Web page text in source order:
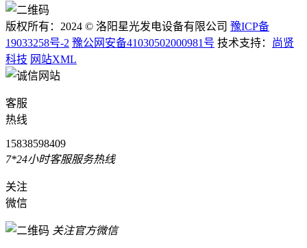
版权所有：2024 © 洛阳星光发电设备有限公司 豫ICP备
19033258号-2 豫公网安备41030502000981号 技术支持：
尚贤
科技 网站XML
客服
热线
15838598409
7*24小时客服服务热线
关注
微信
关注官方微信